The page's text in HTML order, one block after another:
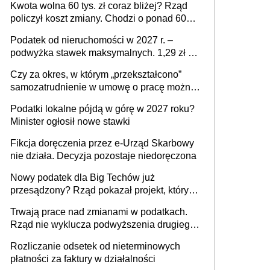
Kwota wolna 60 tys. zł coraz bliżej? Rząd
policzył koszt zmiany. Chodzi o ponad 60
Podatek od nieruchomości w 2027 r. –
podwyżka stawek maksymalnych. 1,29 zł za
budynków i lokali związanych z
prowadzeniem działalności gospodarczej
Czy za okres, w którym „przekształcono”
samozatrudnienie w umowę o pracę można
umowy cywilnoprawnej jedynym
racjonalnym wyjściem
Podatki lokalne pójdą w górę w 2027 roku?
Minister ogłosił nowe stawki
Fikcja doręczenia przez e-Urząd Skarbowy
nie działa. Decyzja pozostaje niedoręczona
Nowy podatek dla Big Techów już
przesądzony? Rząd pokazał projekt, który
Trwają prace nad zmianami w podatkach.
Rząd nie wyklucza podwyższenia drugiego
Rozliczanie odsetek od nieterminowych
płatności za faktury w działalności